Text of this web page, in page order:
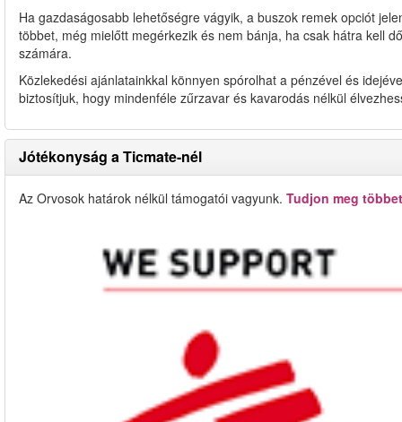
Ha gazdaságosabb lehetőségre vágyik, a buszok remek opciót
többet, még mielőtt megérkezik és nem bánja, ha csak hátra kell
számára.
Közlekedési ajánlatainkkal könnyen spórolhat a pénzével és
biztosítjuk, hogy mindenféle zűrzavar és kavarodás nélkül
Jótékonyság a Ticmate-nél
Az Orvosok határok nélkül támogatói vagyunk. Tudjon meg